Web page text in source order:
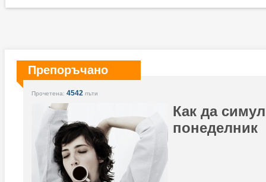
Препоръчано
Прочетена: 4542 пъти
Как да
понеделник